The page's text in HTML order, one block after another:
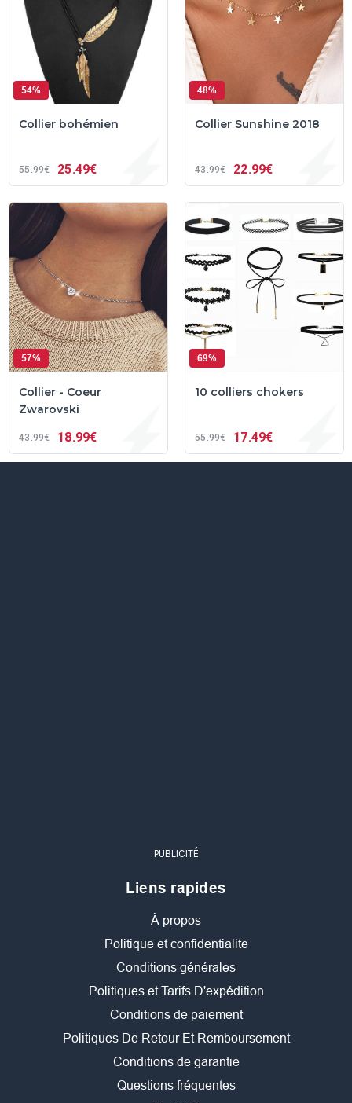
54%
Collier bohémien
55 99€ 25 49€
48%
Collier Sunshine 2018
43 99€ 22 99€
57%
Collier - Coeur
Zwarovski
43 99€ 18 99€
69%
10 colliers chokers
55 99€ 17 49€
PUBLICITÉ
Liens rapides
À propos
Politique et confidentialite
Conditions générales
Politiques et Tarifs D'expédition
Conditions de paiement
Politiques De Retour Et Remboursement
Conditions de garantie
Questions fréquentes